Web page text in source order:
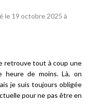
le 19 octobre 2025 à
retrouve tout à coup une
de moins. Là, on
je suis toujours obligée
pour ne pas être en